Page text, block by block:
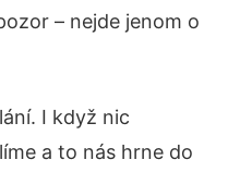
– nejde jenom o
I když nic
a to nás hrne do